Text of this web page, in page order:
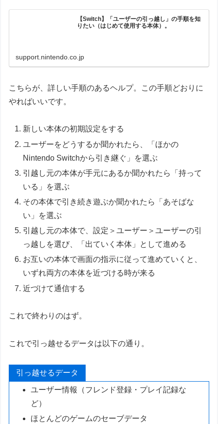
【Switch】「ユーザーの引っ越し」の手順を知
りたい（はじめて使用する本体）。
support.nintendo.co.jp
こちらが、詳しい手順のあるヘルプ。この手順どおりに
やればいいです。
新しい本体の初期設定をする
ユーザーをどうするか聞かれたら、「ほかの
Nintendo Switchから引き継ぐ」を選ぶ
引越し元の本体が手元にあるか聞かれたら「持って
いる」を選ぶ
その本体で引き続き遊ぶか聞かれたら「あそばな
い」を選ぶ
引越し元の本体で、設定＞ユーザー＞ユーザーの引
っ越しを選び、「出ていく本体」として進める
お互いの本体で画面の指示に従って進めていくと、
いずれ両方の本体を近づける時が来る
近づけて通信する
これで終わりのはず。
これで引っ越せるデータは以下の通り。
引っ越せるデータ
ユーザー情報（フレンド登録・プレイ記録な
ど）
ほとんどのゲームのセーブデータ